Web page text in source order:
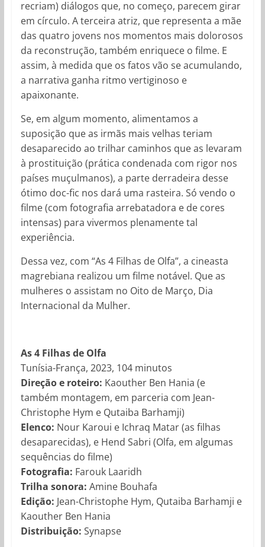
recriam) diálogos que, no começo, parecem girar
em círculo. A terceira atriz, que representa a mãe
das quatro jovens nos momentos mais dolorosos
da reconstrução, também enriquece o filme. E
assim, à medida que os fatos vão se acumulando,
a narrativa ganha ritmo vertiginoso e
apaixonante.
Se, em algum momento, alimentamos a
suposição que as irmãs mais velhas teriam
desaparecido ao trilhar caminhos que as levaram
à prostituição (prática condenada com rigor nos
países muçulmanos), a parte derradeira desse
ótimo doc-fic nos dará uma rasteira. Só vendo o
filme (com fotografia arrebatadora e de cores
intensas) para vivermos plenamente tal
experiência.
Dessa vez, com “As 4 Filhas de Olfa”, a cineasta
magrebiana realizou um filme notável. Que as
mulheres o assistam no Oito de Março, Dia
Internacional da Mulher.
As 4 Filhas de Olfa
Tunísia-França, 2023, 104 minutos
Direção e roteiro: Kaouther Ben Hania (e
também montagem, em parceria com Jean-
Christophe Hym e Qutaiba Barhamji)
Elenco: Nour Karoui e Ichraq Matar (as filhas
desaparecidas), e Hend Sabri (Olfa, em algumas
sequências do filme)
Fotografia: Farouk Laaridh
Trilha sonora: Amine Bouhafa
Edição: Jean-Christophe Hym, Qutaiba Barhamji e
Kaouther Ben Hania
Distribuição: Synapse